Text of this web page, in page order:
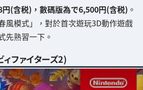
(含税)，數碼版為で6,500円(含税) 。
風模式」，對於首次遊玩3D動作遊戲
先熟習一下。
ファイターズ2)